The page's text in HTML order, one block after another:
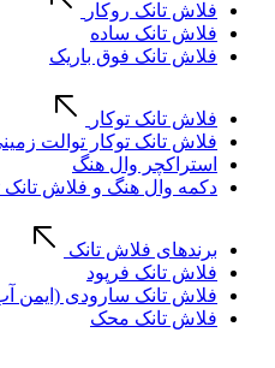
فلاش تانک روکار
فلاش تانک ساده
فلاش تانک فوق باریک
فلاش تانک توکار
فلاش تانک توکار توالت
استراکچر وال هنگ
دکمه وال هنگ و فلاش تانک
برندهای فلاش تانک
فلاش تانک فرپود
فلاش تانک سارودی (ایمن
فلاش تانک محک